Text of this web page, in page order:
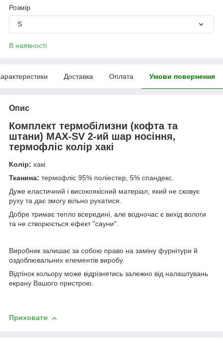
Розмір
S
В наявності
Доставка Оплата Умови повернення
Опис
Комплект термобілизни (кофта та
штани) MAX-SV 2-ий шар носіння,
термофліс колір хакі
Колір: хакі
Тканина: термофліс 95% поліестер, 5% спандекс.
Дуже еластичний і високоякісний матеріал, який не сковує
руху та дає змогу вільно рухатися.
Добре тримає тепло всередині, але водночас є вихід вологи
та не створюється ефект "сауни".
Виробник залишає за собою право на заміну фурнітури й
оздоблювальних елементів виробу.
Відтінок кольору може відрізнятись залежно від налаштувань
екрану Вашого пристрою.
Приховати